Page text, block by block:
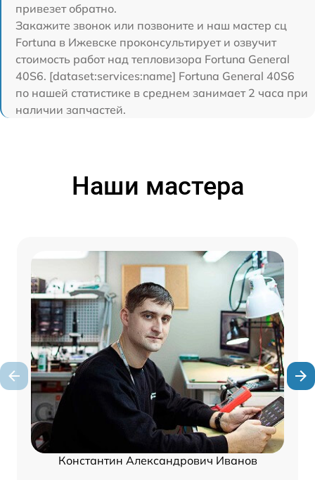
привезет обратно.
Закажите звонок или позвоните и наш мастер сц
Fortuna в Ижевске проконсультирует и озвучит
стоимость работ над тепловизора Fortuna General
40S6. [dataset:services:name] Fortuna General 40S6
по нашей статистике в среднем занимает 2 часа при
наличии запчастей.
Наши мастера
Константин Александрович Иванов